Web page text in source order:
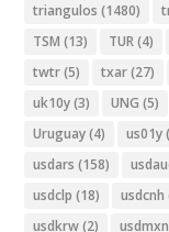
triangulos (1480)
TSM (13) TUR(4)
twtr(5) txar(27)
uk10y(3) UNG (5)
Uruguay(4) us01y
usdars (158)
usdclp (18) usdcnh
usdkrw(2) usdmxn